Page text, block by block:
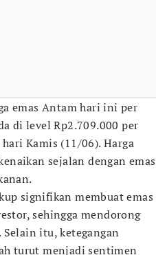
emas Antam hari ini per
di level Rp2.709.000 per
Kamis (11/06). Harga
sejalan dengan emas
signifikan membuat emas
sehingga mendorong
itu, ketegangan
turut menjadi sentimen